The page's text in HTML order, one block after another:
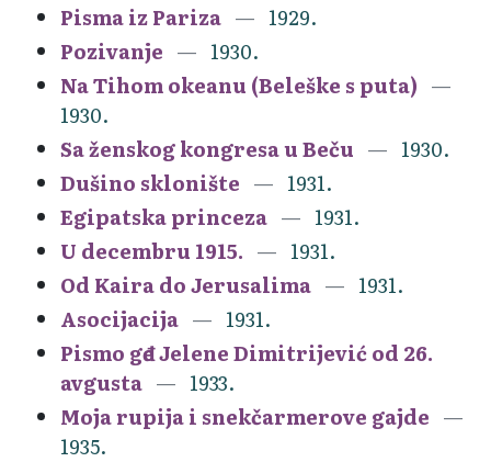
Pisma iz Pariza
1929.
Pozivanje
1930.
Na Tihom okeanu (Beleške s puta)
1930.
Sa ženskog kongresa u Beču
1930.
Dušino sklonište
1931.
Egipatska princeza
1931.
U decembru 1915.
1931.
Od Kaira do Jerusalima
1931.
Asocijacija
1931.
Pismo gđe Jelene Dimitrijević od 26.
avgusta
1933.
Moja rupija i snekčarmerove gajde
1935.